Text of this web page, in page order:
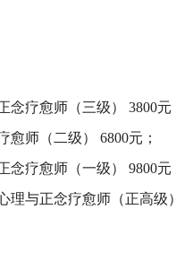
念疗愈师（三级） 3800元
愈师（二级） 6800元；
念疗愈师（一级） 9800元
理与正念疗愈师（正高级